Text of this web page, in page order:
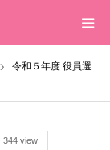
令和５年度 役員選
344 view